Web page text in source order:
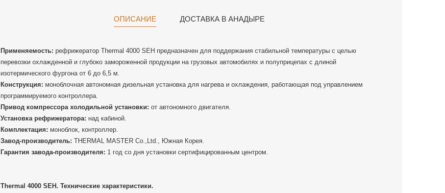
ОПИСАНИЕ ДОСТАВКА В АНАДЫРЕ
Применяемость: рефрижератор Thermal 4000 SEH предназначен для поддержания стабильной температуры с целью
перевозки охлажденной и глубоко замороженной продукции на грузовых автомобилях и полуприцепах с длиной
изотермического фургона от 6 до 6,5 м.
Конструкция: моноблочная автономная дизельная установка для нагрева и охлаждения, работающая под управлением
программируемого контроллера.
Привод компрессора холодильной установки: от автономного двигателя.
Установка рефрижератора: над кабиной.
Комплектация: моноблок, контроллер.
Завод-производитель: THERMAL MASTER Co.,Ltd., Южная Корея.
Гарантия завода-производителя: 1 год со дня установки сертифицированным центром.
Thermal 4000 SEH. Технические характеристики.